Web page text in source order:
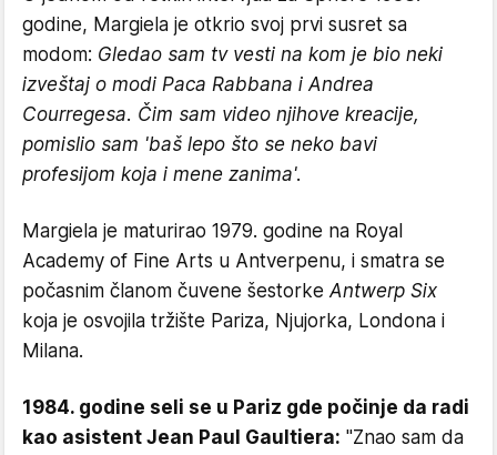
godine, Margiela je otkrio svoj prvi susret sa
modom: Gledao sam tv vesti na kom je bio neki
izveštaj o modi Paca Rabbana i Andrea
Courregesa. Čim sam video njihove kreacije,
pomislio sam 'baš lepo što se neko bavi
profesijom koja i mene zanima'.
Margiela je maturirao 1979. godine na Royal
Academy of Fine Arts u Antverpenu, i smatra se
počasnim članom čuvene šestorkeAntwerp Six
koja je osvojila tržište Pariza, Njujorka, Londona i
Milana.
1984. godine seli se u Pariz gde počinje da radi
kao asistent Jean Paul Gaultiera: "Znao sam da